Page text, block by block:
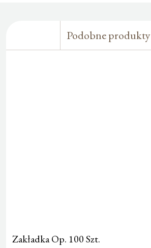
Podobne produkty
Zakładka Op. 100 Szt.